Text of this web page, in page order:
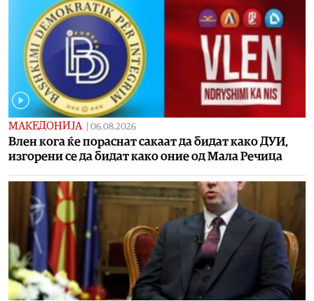
МАКЕДОНИЈА 06.08.2026
Влен кога ќе пораснат сакаат да бидат како ДУИ,
изгорени се да бидат како оние од Мала Речица